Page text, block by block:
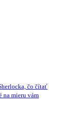
čo čítať
na mieru vám